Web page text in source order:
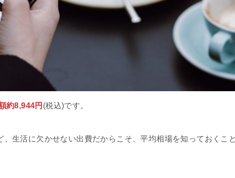
約8,944円 (税込)です。
生活に欠かせない出費だからこそ、平均相場を知っておくこ